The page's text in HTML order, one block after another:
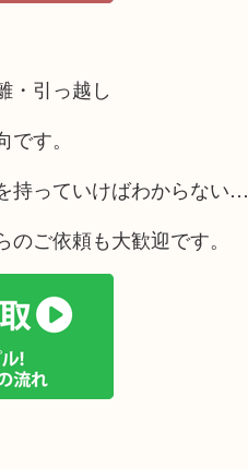
・引っ越し
す。
持っていけばわからない…
ご依頼も大歓迎です。